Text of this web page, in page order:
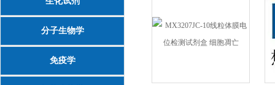
分子生物学
免疫学